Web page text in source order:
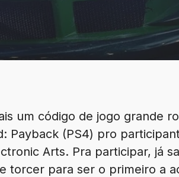
um código de jogo grande
Payback (PS4) pro
Arts. Pra participar, já
torcer para ser o primeiro a